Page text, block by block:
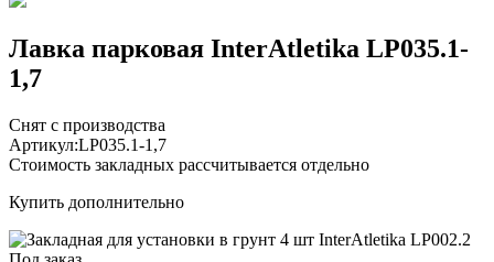
Лавка парковая InterAtletika LP035.1-
1,7
Снят с производства
Артикул:LP035.1-1,7
Стоимость закладных рассчитывается отдельно
Купить дополнительно